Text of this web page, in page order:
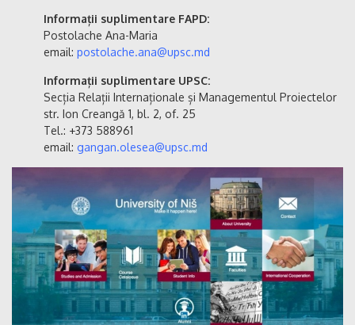
Informații suplimentare FAPD:
Postolache Ana-Maria
email: postolache.ana@upsc.md
Informații suplimentare UPSC:
Secția Relații Internaționale și Managementul Proiectelor
str. Ion Creangă 1, bl. 2, of. 25
Tel.: +373 588961
email: gangan.olesea@upsc.md